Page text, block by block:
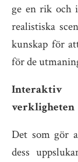
ge en rik och
realistiska
kunskap för
för de
verkligheten
Det som gör
dess